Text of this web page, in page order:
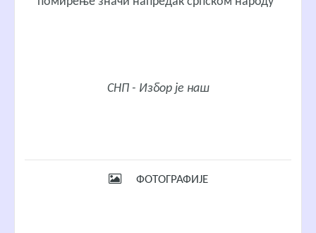
СНП - Избор је наш
ФОТОГРАФИЈЕ